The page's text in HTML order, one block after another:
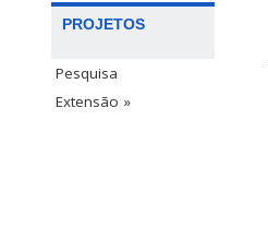
PROJETOS
Pesquisa
Extensão »